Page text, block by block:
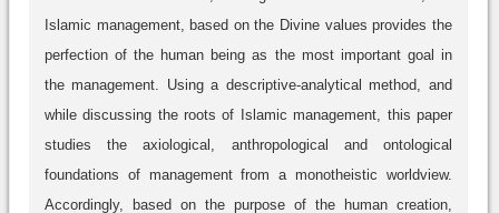
Islamic management, based on the Divine values provides the
perfection of the human being as the most important goal in
the management. Using a descriptive-analytical method, and
while discussing the roots of Islamic management, this paper
studies the axiological, anthropological and ontological
foundations of management from a monotheistic worldview.
Accordingly, based on the purpose of the human creation,